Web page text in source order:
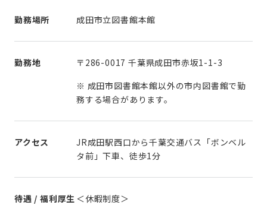
勤務場所 成田市立図書館本館
勤務地
〒286-0017 千葉県成田市赤坂1-1-3
※ 成田市図書館本館以外の市内図書館で勤
務する場合があります。
アクセス
JR成田駅西口から千葉交通バス「ボンベル
タ前」下車、徒歩1分
待遇 / 福利厚生 ＜休暇制度＞